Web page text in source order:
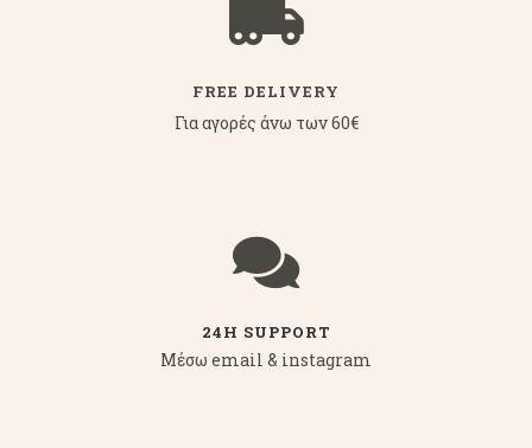
FREE DELIVERY
Για αγορές άνω των 60€
24H SUPPORT
Μέσω email & instagram